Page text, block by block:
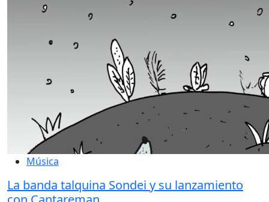
Música
La banda talquina Sondei y su lanzamiento